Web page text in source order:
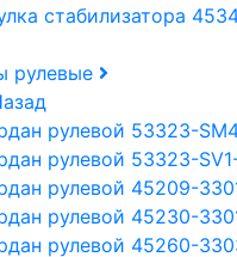
стабилизатора
рулевые
рулевой 53323-
рулевой 53323-
рулевой 45209-
рулевой 45230-
рулевой 45260-